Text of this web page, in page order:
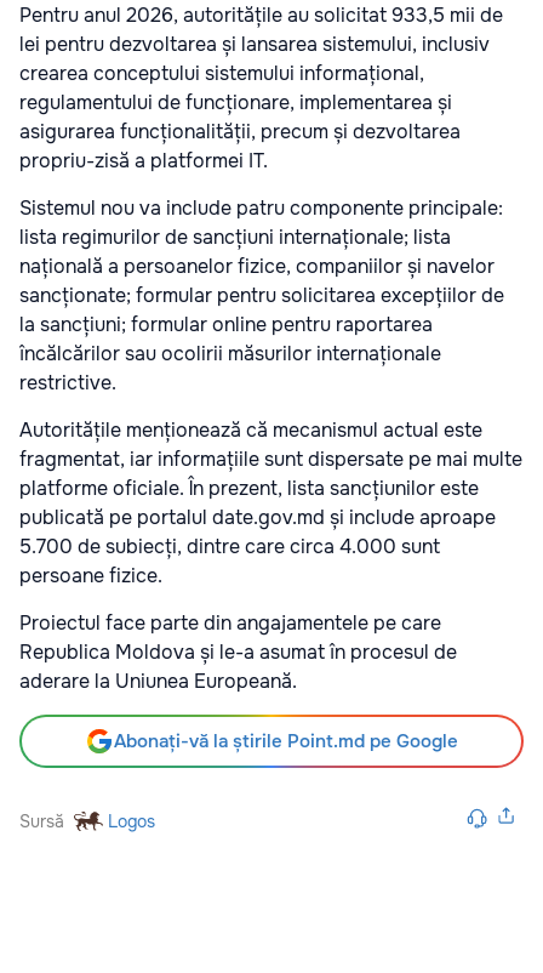
Pentru anul 2026, autoritățile au solicitat 933,5 mii de
lei pentru dezvoltarea și lansarea sistemului, inclusiv
crearea conceptului sistemului informațional,
regulamentului de funcționare, implementarea și
asigurarea funcționalității, precum și dezvoltarea
propriu-zisă a platformei IT.
Sistemul nou va include patru componente principale:
lista regimurilor de sancțiuni internaționale; lista
națională a persoanelor fizice, companiilor și navelor
sancționate; formular pentru solicitarea excepțiilor de
la sancțiuni; formular online pentru raportarea
încălcărilor sau ocolirii măsurilor internaționale
restrictive.
Autoritățile menționează că mecanismul actual este
fragmentat, iar informațiile sunt dispersate pe mai multe
platforme oficiale. În prezent, lista sancțiunilor este
publicată pe portalul date.gov.md și include aproape
5.700 de subiecți, dintre care circa 4.000 sunt
persoane fizice.
Proiectul face parte din angajamentele pe care
Republica Moldova și le-a asumat în procesul de
aderare la Uniunea Europeană.
Abonați-vă la știrile Point.md pe Google
Sursă Logos